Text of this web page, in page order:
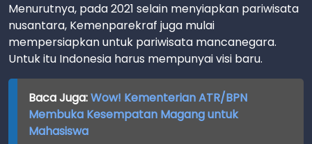
Menurutnya, pada 2021 selain menyiapkan pariwisata
nusantara, Kemenparekraf juga mulai
mempersiapkan untuk pariwisata mancanegara.
Untuk itu Indonesia harus mempunyai visi baru.
Baca Juga:Wow! Kementerian ATR/BPN
Membuka Kesempatan Magang untuk
Mahasiswa